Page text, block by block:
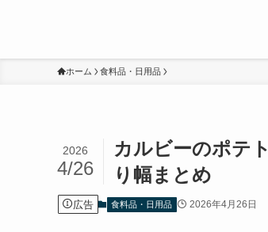
ホーム 食料品・日用品
カルビーのポテ
り幅まとめ
2026
4/26
広告 食料品・日用品 2026年4月26日